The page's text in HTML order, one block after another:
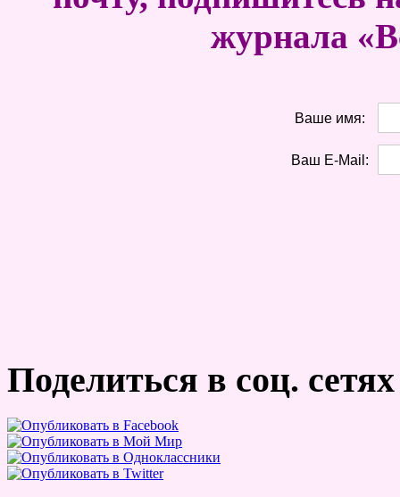
журнала
Ваше имя:
Ваш E-Mail:
Поделиться в соц. сетях